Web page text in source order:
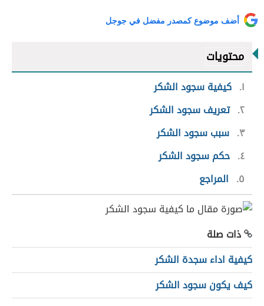
أضف موضوع كمصدر مفضل في جوجل
محتويات
١ كيفية سجود الشكر
٢ تعريف سجود الشكر
٣ سبب سجود الشكر
٤ حكم سجود الشكر
٥
المراجع
ذات صلة
كيفية اداء سجدة الشكر
كيف يكون سجود الشكر